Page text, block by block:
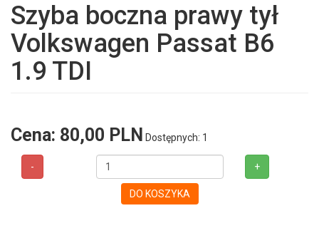
Szyba boczna prawy tył
Volkswagen Passat B6
1.9 TDI
Cena: 80,00 PLN Dostępnych: 1
- +
DO KOSZYKA